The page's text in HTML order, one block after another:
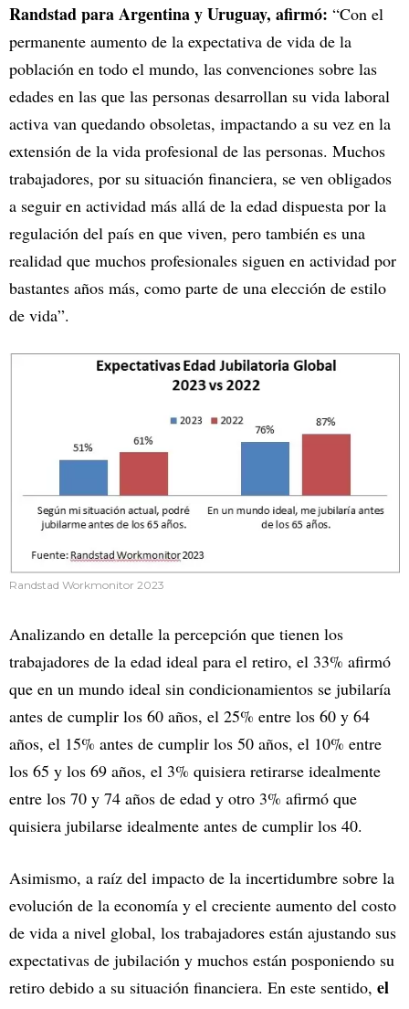
Randstad para Argentina y Uruguay, afirmó: “Con el
permanente aumento de la expectativa de vida de la
población en todo el mundo, las convenciones sobre las
edades en las que las personas desarrollan su vida laboral
activa van quedando obsoletas, impactando a su vez en la
extensión de la vida profesional de las personas. Muchos
trabajadores, por su situación financiera, se ven obligados
a seguir en actividad más allá de la edad dispuesta por la
regulación del país en que viven, pero también es una
realidad que muchos profesionales siguen en actividad por
bastantes años más, como parte de una elección de estilo
de vida”.
Randstad Workmonitor 2023
Analizando en detalle la percepción que tienen los
trabajadores de la edad ideal para el retiro, el 33% afirmó
que en un mundo ideal sin condicionamientos se jubilaría
antes de cumplir los 60 años, el 25% entre los 60 y 64
años, el 15% antes de cumplir los 50 años, el 10% entre
los 65 y los 69 años, el 3% quisiera retirarse idealmente
entre los 70 y 74 años de edad y otro 3% afirmó que
quisiera jubilarse idealmente antes de cumplir los 40.
Asimismo, a raíz del impacto de la incertidumbre sobre la
evolución de la economía y el creciente aumento del costo
de vida a nivel global, los trabajadores están ajustando sus
expectativas de jubilación y muchos están posponiendo su
retiro debido a su situación financiera. En este sentido, el